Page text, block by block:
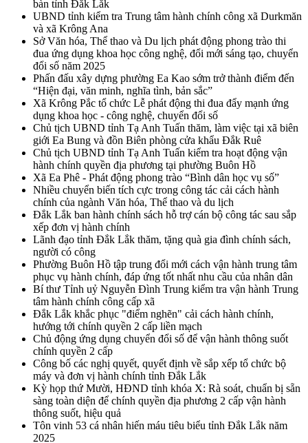
bàn tỉnh Đắk Lắk
UBND tỉnh kiểm tra Trung tâm hành chính công xã Durkmăn
và xã Krông Ana
Sở Văn hóa, Thể thao và Du lịch phát động phong trào thi
đua ứng dụng khoa học công nghệ, đổi mới sáng tạo, chuyển
đổi số năm 2025
Phấn đấu xây dựng phường Ea Kao sớm trở thành điểm đến
“Hiện đại, văn minh, nghĩa tình, bản sắc”
Xã Krông Pắc tổ chức Lễ phát động thi đua đẩy mạnh ứng
dụng khoa học - công nghệ, chuyển đổi số
Chủ tịch UBND tỉnh Tạ Anh Tuấn thăm, làm việc tại xã biên
giới Ea Bung và đồn Biên phòng cửa khẩu Đắk Ruê
Chủ tịch UBND tỉnh Tạ Anh Tuấn kiểm tra hoạt động vận
hành chính quyền địa phương tại phường Buôn Hồ
Xã Ea Phê - Phát động phong trào “Bình dân học vụ số”
Nhiều chuyển biến tích cực trong công tác cải cách hành
chính của ngành Văn hóa, Thể thao và du lịch
Đắk Lắk ban hành chính sách hỗ trợ cán bộ công tác sau sắp
xếp đơn vị hành chính
Lãnh đạo tỉnh Đắk Lắk thăm, tặng quà gia đình chính sách,
người có công
Phường Buôn Hồ tập trung đổi mới cách vận hành trung tâm
phục vụ hành chính, đáp ứng tốt nhất nhu cầu của nhân dân
Bí thư Tỉnh uỷ Nguyễn Đình Trung kiểm tra vận hành Trung
tâm hành chính công cấp xã
Đắk Lắk khắc phục "điểm nghẽn" cải cách hành chính,
hướng tới chính quyền 2 cấp liền mạch
Chủ động ứng dụng chuyển đổi số để vận hành thông suốt
chính quyền 2 cấp
Công bố các nghị quyết, quyết định về sắp xếp tổ chức bộ
máy và đơn vị hành chính tỉnh Đắk Lắk
Kỳ họp thứ Mười, HĐND tỉnh khóa X: Rà soát, chuẩn bị sẵn
sàng toàn diện để chính quyền địa phương 2 cấp vận hành
thông suốt, hiệu quả
Tôn vinh 53 cá nhân hiến máu tiêu biểu tỉnh Đắk Lắk năm
2025